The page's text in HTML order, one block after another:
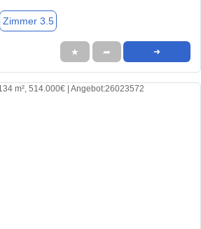
Zimmer 3.5
★ ➦ ➜